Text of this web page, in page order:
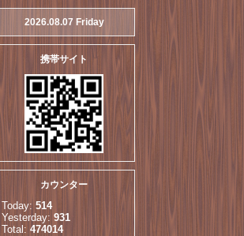
2026.08.07 Friday
携帯サイト
カウンター
Today: 514
Yesterday: 931
Total: 474014